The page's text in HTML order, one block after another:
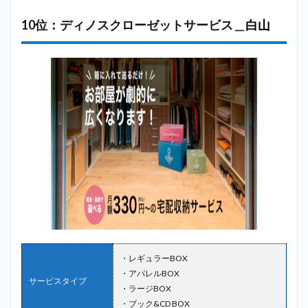
10位：ディノスクローゼットサービス＿ 白山
サービスタイプ
・レギュラーBOX
・アパレルBOX
・ラージBOX
・ブック&CD BOX